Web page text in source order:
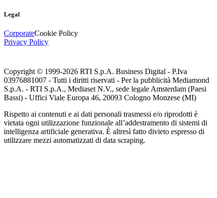
Legal
CorporateCookie Policy
Privacy Policy
Copyright © 1999-2026 RTI S.p.A. Business Digital - P.Iva
03976881007 - Tutti i diritti riservati - Per la pubblicità Mediamond
S.p.A. - RTI S.p.A., Mediaset N.V., sede legale Amsterdam (Paesi
Bassi) - Uffici Viale Europa 46, 20093 Cologno Monzese (MI)
Rispetto ai contenuti e ai dati personali trasmessi e/o riprodotti è
vietata ogni utilizzazione funzionale all’addestramento di sistemi di
intelligenza artificiale generativa. È altresì fatto divieto espresso di
utilizzare mezzi automatizzati di data scraping.